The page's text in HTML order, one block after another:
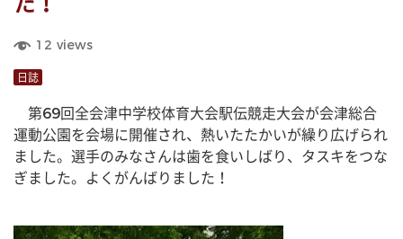
12 views
日誌
第69回全会津中学校体育大会駅伝競走大会が会津総合
運動公園を会場に開催され、熱いたたかいが繰り広げられ
ました。選手のみなさんは歯を食いしばり、タスキをつな
ぎました。よくがんばりました！